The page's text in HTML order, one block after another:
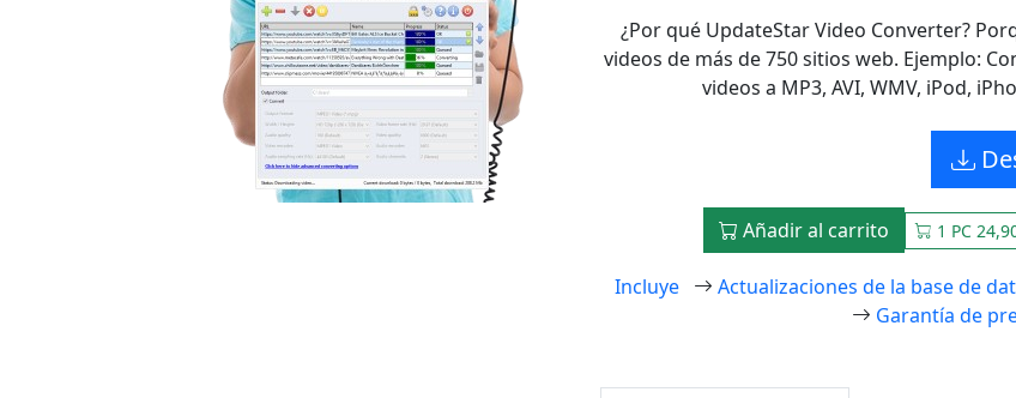
¿Por qué UpdateStar Video Converter?
videos de más de 750 sitios web. Ejemplo:
videos a MP3, AVI, WMV, iPod,
Añadir al carrito 1 PC
Incluye Actualizaciones de la base de
Garantía de